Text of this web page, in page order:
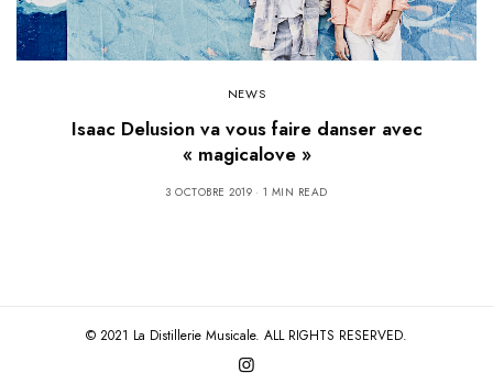
NEWS
Isaac Delusion va vous faire danser avec
« magicalove »
3 OCTOBRE 2019 1 MIN READ
© 2021 La Distillerie Musicale. ALL RIGHTS RESERVED.